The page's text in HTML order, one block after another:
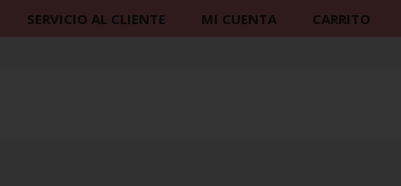
SERVICIO AL CLIENTE MI CUENTA CARRITO